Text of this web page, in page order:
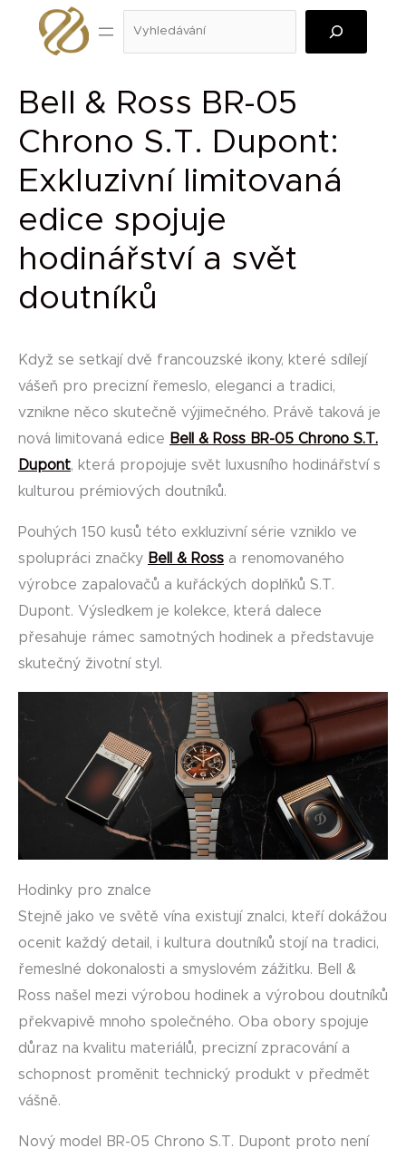
Přeskočit
Bell & Ross BR-05
Chrono S.T. Dupont:
Exkluzivní limitovaná
edice spojuje
hodinářství a svět
doutníků
Když se setkají dvě francouzské ikony, které sdílejí
vášeň pro precizní řemeslo, eleganci a tradici,
vznikne něco skutečně výjimečného. Právě taková je
nová limitovaná edice Bell & Ross BR-05 Chrono S.T.
Dupont, která propojuje svět luxusního hodinářství s
kulturou prémiových doutníků.
Pouhých 150 kusů této exkluzivní série vzniklo ve
spolupráci značky Bell & Ross a renomovaného
výrobce zapalovačů a kuřáckých doplňků S.T.
Dupont. Výsledkem je kolekce, která dalece
přesahuje rámec samotných hodinek a představuje
skutečný životní styl.
Hodinky pro znalce
Stejně jako ve světě vína existují znalci, kteří dokážou
ocenit každý detail, i kultura doutníků stojí na tradici,
řemeslné dokonalosti a smyslovém zážitku. Bell &
Ross našel mezi výrobou hodinek a výrobou doutníků
překvapivě mnoho společného. Oba obory spojuje
důraz na kvalitu materiálů, precizní zpracování a
schopnost proměnit technický produkt v předmět
vášně.
Nový model BR-05 Chrono S.T. Dupont proto není